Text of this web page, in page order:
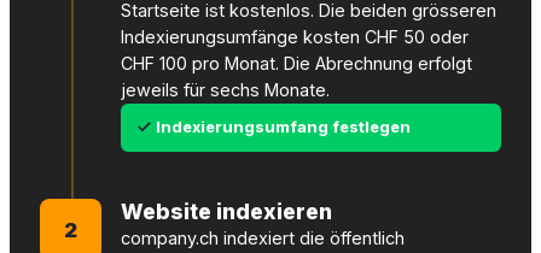
Startseite ist kostenlos. Die beiden grösseren
Indexierungsumfänge kosten CHF 50 oder
CHF 100 pro Monat. Die Abrechnung erfolgt
jeweils für sechs Monate.
Indexierungsumfang festlegen
2
Website indexieren
company.ch indexiert die öffentlich